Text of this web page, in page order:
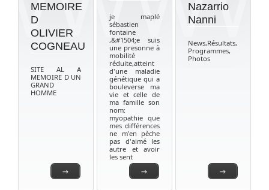
→
MEMOIRE
D
OLIVIER
COGNEAU
SITE AL A
MEMOIRE D UN
GRAND
HOMME
→
je maplé
sébastien
fontaine
,&#1504;e suis
une presonne à
mobilité
réduite,atteint
d'une maladie
génétique qui a
bouleverse ma
vie et celle de
ma famille son
nom:
myopathie que
mes différences
ne m'en pèche
pas d'aimé les
autre et avoir
les sent
→
Nazarrio
Nanni
News,Résultats,
Programmes,
Photos